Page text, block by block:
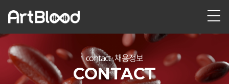
contact · 채용정보
CONTACT